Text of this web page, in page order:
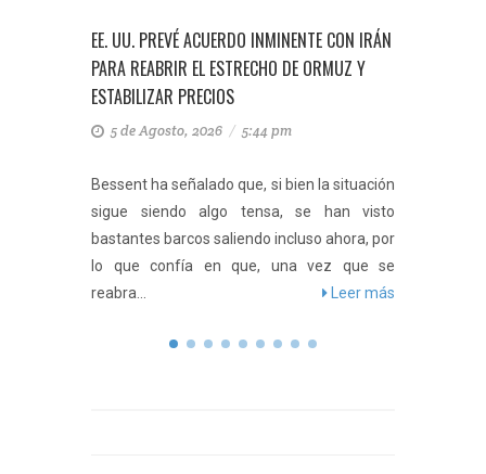
EE. UU. PREVÉ ACUERDO INMINENTE CON IRÁN
PARA REABRIR EL ESTRECHO DE ORMUZ Y
ESTABILIZAR PRECIOS
5 de Agosto, 2026 5:44 pm
Bessent ha señalado que, si bien la situación
sigue siendo algo tensa, se han visto
bastantes barcos saliendo incluso ahora, por
lo que confía en que, una vez que se
reabra...
Leer más